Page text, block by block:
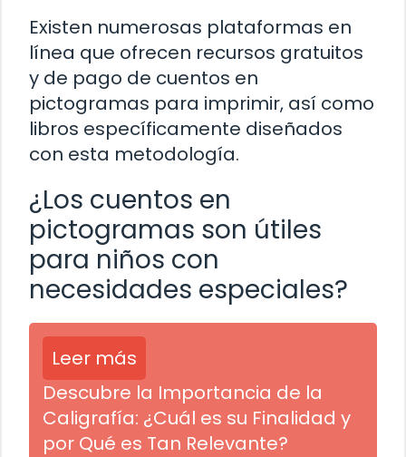
Existen numerosas plataformas en
línea que ofrecen recursos gratuitos
y de pago de cuentos en
pictogramas para imprimir, así como
libros específicamente diseñados
con esta metodología.
¿Los cuentos en
pictogramas son útiles
para niños con
necesidades especiales?
Leer más
Descubre la Importancia de la
Caligrafía: ¿Cuál es su Finalidad y
por Qué es Tan Relevante?